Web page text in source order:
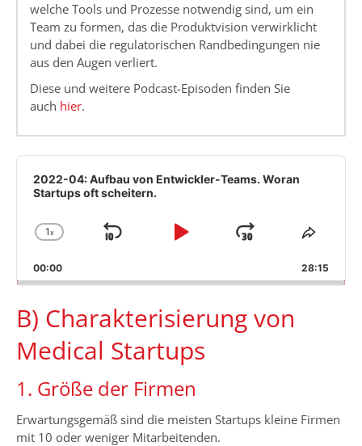
welche Tools und Prozesse notwendig sind, um ein
Team zu formen, das die Produktvision verwirklicht
und dabei die regulatorischen Randbedingungen nie
aus den Augen verliert.
Diese und weitere Podcast-Episoden finden Sie
auch hier.
Audio
Player
2022-04: Aufbau von Entwickler-Teams. Woran
Startups oft scheitern.
Change
Rate
1x
Skip
Play
Jump
Forward
Share
00:00 28:15
B) Charakterisierung von
Medical Startups
1. Größe der Firmen
Erwartungsgemäß sind die meisten Startups kleine Firmen
mit 10 oder weniger Mitarbeitenden.